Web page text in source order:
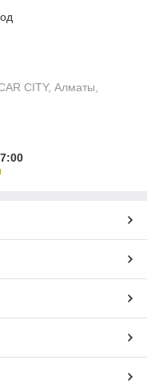
CITY, Алматы,